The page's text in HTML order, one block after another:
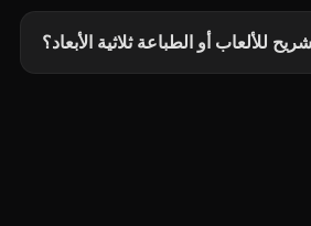
للألعاب أو الطباعة ثلاثية الأبعاد؟